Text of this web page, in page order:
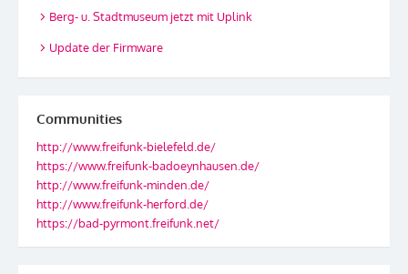
Berg- u. Stadtmuseum jetzt mit Uplink
Update der Firmware
Communities
http://www.freifunk-bielefeld.de/
https://www.freifunk-badoeynhausen.de/
http://www.freifunk-minden.de/
http://www.freifunk-herford.de/
https://bad-pyrmont.freifunk.net/